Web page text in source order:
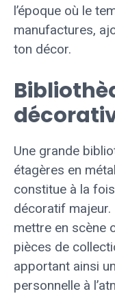
l’époque où le
manufactures,
ton décor.
Une grande
étagères en
constitue à la
décoratif majeur.
mettre en scène
pièces de
apportant ainsi
personnelle à